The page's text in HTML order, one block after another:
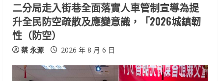
n
g
二分局走入街巷全面落實人車管制宣導為提
升全民防空疏散及應變意識，「2026城鎮韌
性（防空）
蔡 永源 2026 年 8 月 6 日